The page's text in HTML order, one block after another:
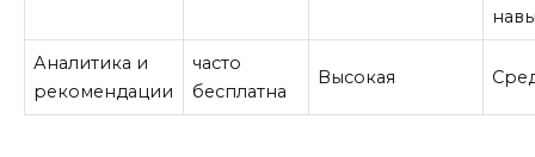
Аналитика и
рекомендации
часто
бесплатна
Высокая